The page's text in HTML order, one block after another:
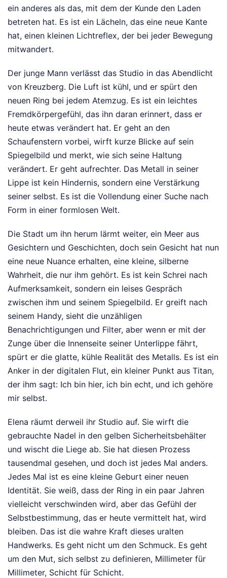
ein anderes als das, mit dem der Kunde den Laden
betreten hat. Es ist ein Lächeln, das eine neue Kante
hat, einen kleinen Lichtreflex, der bei jeder Bewegung
mitwandert.
Der junge Mann verlässt das Studio in das Abendlicht
von Kreuzberg. Die Luft ist kühl, und er spürt den
neuen Ring bei jedem Atemzug. Es ist ein leichtes
Fremdkörpergefühl, das ihn daran erinnert, dass er
heute etwas verändert hat. Er geht an den
Schaufenstern vorbei, wirft kurze Blicke auf sein
Spiegelbild und merkt, wie sich seine Haltung
verändert. Er geht aufrechter. Das Metall in seiner
Lippe ist kein Hindernis, sondern eine Verstärkung
seiner selbst. Es ist die Vollendung einer Suche nach
Form in einer formlosen Welt.
Die Stadt um ihn herum lärmt weiter, ein Meer aus
Gesichtern und Geschichten, doch sein Gesicht hat nun
eine neue Nuance erhalten, eine kleine, silberne
Wahrheit, die nur ihm gehört. Es ist kein Schrei nach
Aufmerksamkeit, sondern ein leises Gespräch
zwischen ihm und seinem Spiegelbild. Er greift nach
seinem Handy, sieht die unzähligen
Benachrichtigungen und Filter, aber wenn er mit der
Zunge über die Innenseite seiner Unterlippe fährt,
spürt er die glatte, kühle Realität des Metalls. Es ist ein
Anker in der digitalen Flut, ein kleiner Punkt aus Titan,
der ihm sagt: Ich bin hier, ich bin echt, und ich gehöre
mir selbst.
Elena räumt derweil ihr Studio auf. Sie wirft die
gebrauchte Nadel in den gelben Sicherheitsbehälter
und wischt die Liege ab. Sie hat diesen Prozess
tausendmal gesehen, und doch ist jedes Mal anders.
Jedes Mal ist es eine kleine Geburt einer neuen
Identität. Sie weiß, dass der Ring in ein paar Jahren
vielleicht verschwinden wird, aber das Gefühl der
Selbstbestimmung, das er heute vermittelt hat, wird
bleiben. Das ist die wahre Kraft dieses uralten
Handwerks. Es geht nicht um den Schmuck. Es geht
um den Mut, sich selbst zu definieren, Millimeter für
Millimeter, Schicht für Schicht.